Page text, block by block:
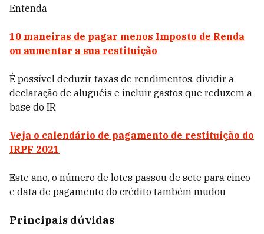
Entenda
10 maneiras de pagar menos Imposto de Renda
ou aumentar a sua restituição
É possível deduzir taxas de rendimentos, dividir a
declaração de aluguéis e incluir gastos que reduzem a
base do IR
Veja o calendário de pagamento de restituição do
IRPF 2021
Este ano, o número de lotes passou de sete para cinco
e data de pagamento do crédito também mudou
Principais dúvidas